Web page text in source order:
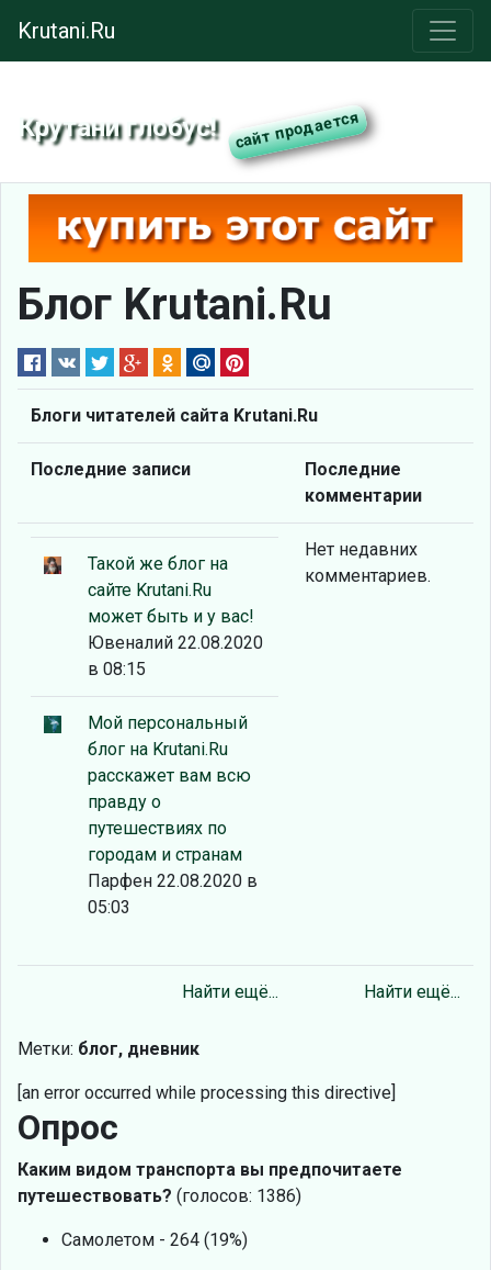
Krutani.Ru
Крутани глобус!
Блог Krutani.Ru
Блоги читателей сайта Krutani.Ru
Последние записи
Последние
комментарии
Такой же блог на
сайте Krutani.Ru
может быть и у вас!
Ювеналий 22.08.2020
в 08:15
Мой персональный
блог на Krutani.Ru
расскажет вам всю
правду о
путешествиях по
городам и странам
Парфен 22.08.2020 в
05:03
Нет недавних
комментариев.
Найти ещё... Найти ещё...
Метки: блог, дневник
[an error occurred while processing this directive]
Опрос
Каким видом транспорта вы предпочитаете
путешествовать? (голосов: 1386)
Самолетом - 264 (19%)